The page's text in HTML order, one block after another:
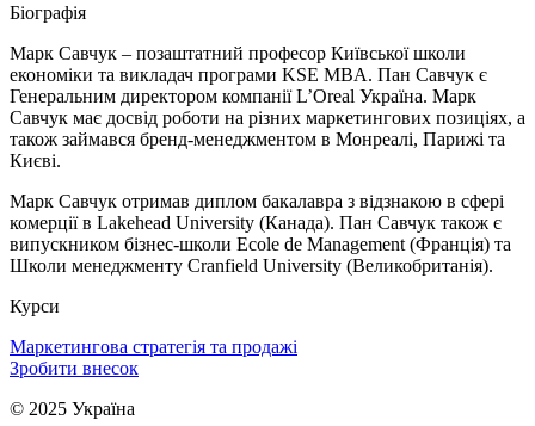
Біографія
Марк Савчук – позаштатний професор Київської школи
економіки та викладач програми KSE MBA. Пан Савчук є
Генеральним директором компанії L’Oreal Україна. Марк
Савчук має досвід роботи на різних маркетингових позиціях, а
також займався бренд-менеджментом в Монреалі, Парижі та
Києві.
Марк Савчук отримав диплом бакалавра з відзнакою в сфері
комерції в Lakehead University (Канада). Пан Савчук також є
випускником бізнес-школи Ecole de Management (Франція) та
Школи менеджменту Cranfield University (Великобританія).
Курси
Маркетингова стратегія та продажі
Зробити внесок
© 2025 Україна